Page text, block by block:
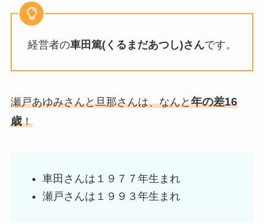
経営者の車田篤(くるまだあつし)さんです。
瀬戸あゆみさんと旦那さんは、なんと年の差16
歳！
車田さんは１９７７年生まれ
瀬戸さんは１９９３年生まれ